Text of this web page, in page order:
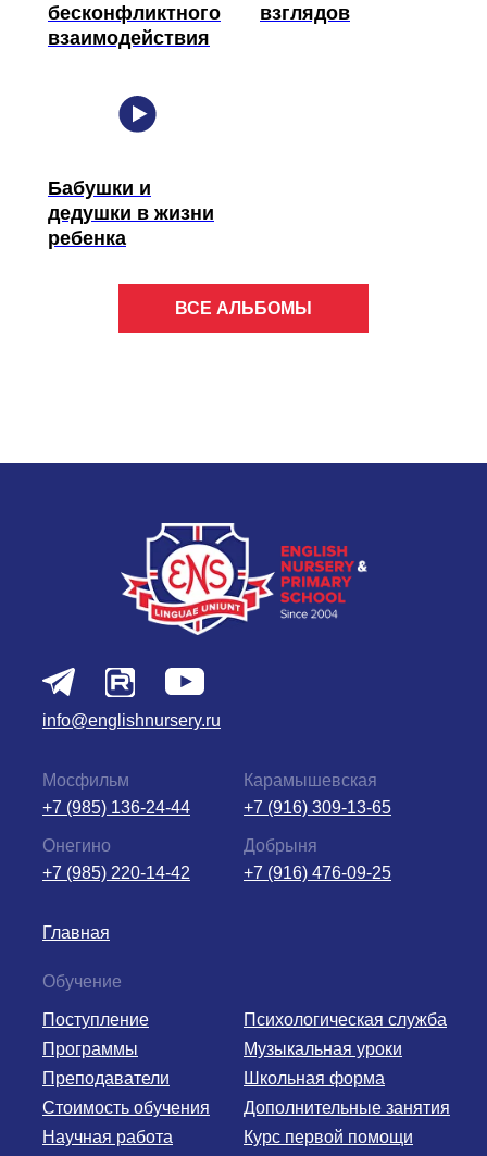
бесконфликтного
взаимодействия
взглядов
Бабушки и
дедушки в жизни
ребенка
ВСЕ АЛЬБОМЫ
Курс первой помощи
Научная работа
Дополнительные занятия
Школьная форма
Музыкальная уроки
Психологическая служба
Поступление
Стоимость обучения
Преподаватели
Программы
Обучение
info@englishnursery.ru
+7 (916) 476-09-25
Добрыня
+7 (916) 309-13-65
Карамышевская
+7 (985) 220-14-42
Онегино
+7 (985) 136-24-44
Мосфильм
Главная